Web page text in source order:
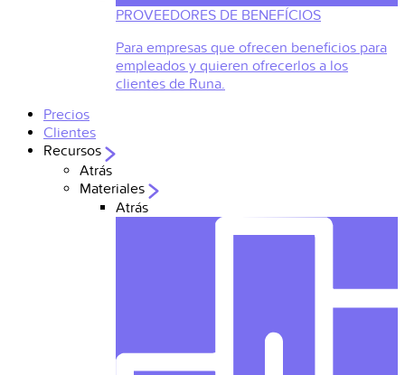
PROVEEDORES DE BENEFÍCIOS
Para empresas que ofrecen beneficios para
empleados y quieren ofrecerlos a los
clientes de Runa.
Precios
Clientes
Recursos
Atrás
Materiales
Atrás